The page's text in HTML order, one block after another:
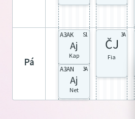
pá
A3AK S1
Aj
Kap
A3AN 3A
Aj
Net
3A
ČJ
Fia